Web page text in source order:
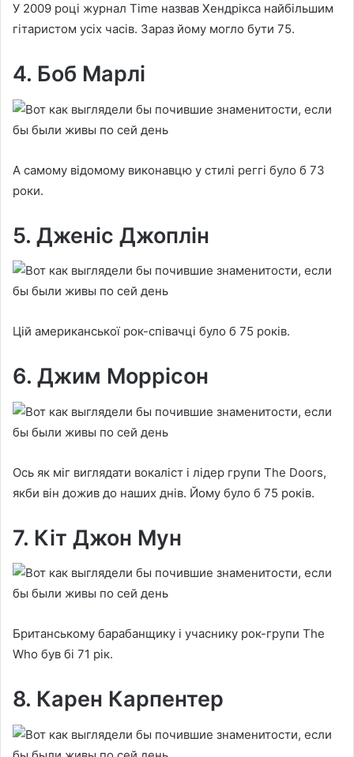
У 2009 році журнал Time назвав Хендрікса найбільшим
гітаристом усіх часів. Зараз йому могло бути 75.
4. Боб Марлі
А самому відомому виконавцю у стилі реггі було б 73
роки.
5. Дженіс Джоплін
Цій американської рок-співачці було б 75 років.
6. Джим Моррісон
Ось як міг виглядати вокаліст і лідер групи The Doors,
якби він дожив до наших днів. Йому було б 75 років.
7. Кіт Джон Мун
Британському барабанщику і учаснику рок-групи The
Who був бі 71 рік.
8. Карен Карпентер